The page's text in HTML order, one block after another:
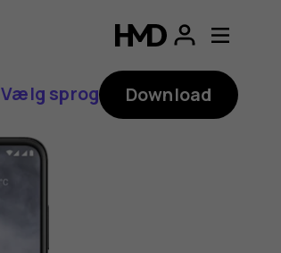
Vælg sprog Download